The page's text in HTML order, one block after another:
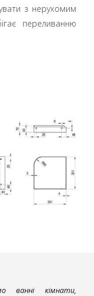
з нерухомим
переливанню
ванні кімнати,